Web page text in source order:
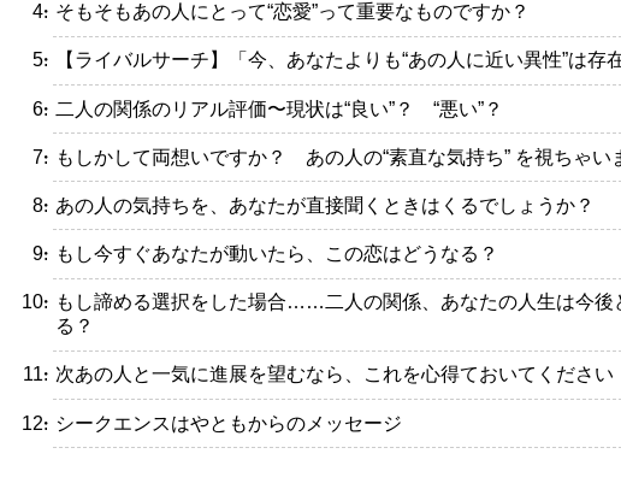
・そもそもあの人にとって“恋愛”って重要なものですか？
・【ライバルサーチ】「今、あなたよりも“あの人に近い異性”は存
・二人の関係のリアル評価〜現状は“良い”？ “悪い”？
・もしかして両想いですか？ あの人の“素直な気持ち” を視ちゃい
・あの人の気持ちを、あなたが直接聞くときはくるでしょうか？
・もし今すぐあなたが動いたら、この恋はどうなる？
・もし諦める選択をした場合……二人の関係、あなたの人生は今後
る？
・次あの人と一気に進展を望むなら、これを心得ておいてください
・シークエンスはやともからのメッセージ